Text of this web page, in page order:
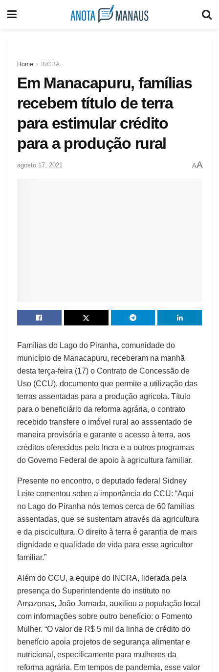
Home INCRA
Em Manacapuru, famílias
recebem título de terra
para estimular crédito
para a produção rural
agosto 17, 2021 AA
Famílias do Lago do Piranha, comunidade do
município de Manacapuru, receberam na manhã
desta terça-feira (17) o Contrato de Concessão de
Uso (CCU), documento que permite a utilização das
terras assentadas para a produção agrícola. Título
para o beneficiário da reforma agrária, o contrato
recebido transfere o imóvel rural ao asssentado de
maneira provisória e garante o acesso à terra, aos
créditos oferecidos pelo Incra e a outros programas
do Governo Federal de apoio à agricultura familiar.
Presente no encontro, o deputado federal Sidney
Leite comentou sobre a importância do CCU: “Aqui
no Lago do Piranha nós temos cerca de 60 famílias
assentadas, que se sustentam através da agricultura
e da piscicultura. O direito à terra é garantia de mais
dignidade e qualidade de vida para esse agricultor
familiar.”
Além do CCU, a equipe do INCRA, liderada pela
presença do Superintendente do instituto no
Amazonas, João Jornada, auxiliou a população local
com informações sobre outro benefício: o Fomento
Mulher. “O valor de R$ 5 mil da linha de crédito do
benefício apoia projetos de segurança alimentar e
nutricional, especificamente para mulheres da
reforma agrária. Em tempos de pandemia, esse valor